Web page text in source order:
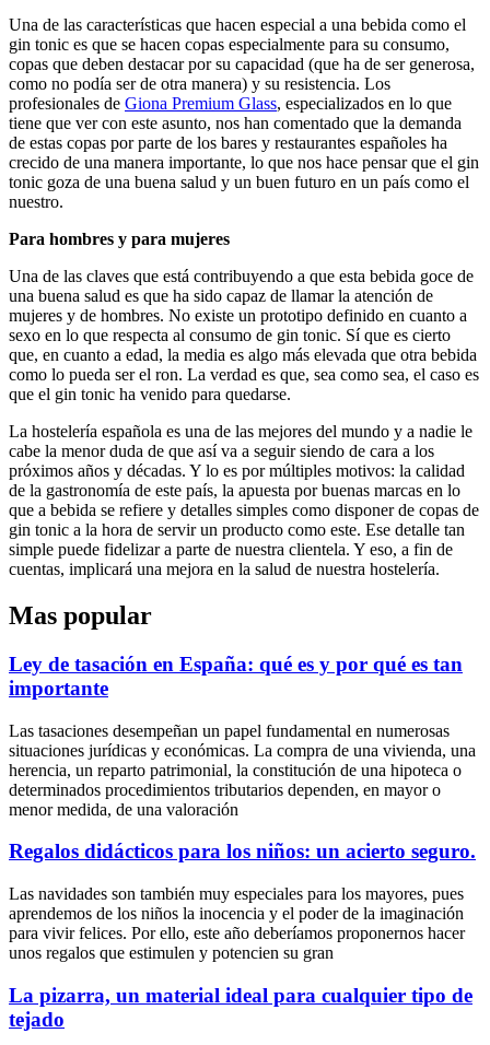
Una de las características que hacen especial a una bebida como el
gin tonic es que se hacen copas especialmente para su consumo,
copas que deben destacar por su capacidad (que ha de ser generosa,
como no podía ser de otra manera) y su resistencia. Los
profesionales de Giona Premium Glass, especializados en lo que
tiene que ver con este asunto, nos han comentado que la demanda
de estas copas por parte de los bares y restaurantes españoles ha
crecido de una manera importante, lo que nos hace pensar que el gin
tonic goza de una buena salud y un buen futuro en un país como el
nuestro.
Para hombres y para mujeres
Una de las claves que está contribuyendo a que esta bebida goce de
una buena salud es que ha sido capaz de llamar la atención de
mujeres y de hombres. No existe un prototipo definido en cuanto a
sexo en lo que respecta al consumo de gin tonic. Sí que es cierto
que, en cuanto a edad, la media es algo más elevada que otra bebida
como lo pueda ser el ron. La verdad es que, sea como sea, el caso es
que el gin tonic ha venido para quedarse.
La hostelería española es una de las mejores del mundo y a nadie le
cabe la menor duda de que así va a seguir siendo de cara a los
próximos años y décadas. Y lo es por múltiples motivos: la calidad
de la gastronomía de este país, la apuesta por buenas marcas en lo
que a bebida se refiere y detalles simples como disponer de copas de
gin tonic a la hora de servir un producto como este. Ese detalle tan
simple puede fidelizar a parte de nuestra clientela. Y eso, a fin de
cuentas, implicará una mejora en la salud de nuestra hostelería.
Mas popular
Ley de tasación en España: qué es y por qué es tan
importante
Las tasaciones desempeñan un papel fundamental en numerosas
situaciones jurídicas y económicas. La compra de una vivienda, una
herencia, un reparto patrimonial, la constitución de una hipoteca o
determinados procedimientos tributarios dependen, en mayor o
menor medida, de una valoración
Regalos didácticos para los niños: un acierto seguro.
Las navidades son también muy especiales para los mayores, pues
aprendemos de los niños la inocencia y el poder de la imaginación
para vivir felices. Por ello, este año deberíamos proponernos hacer
unos regalos que estimulen y potencien su gran
La pizarra, un material ideal para cualquier tipo de
tejado